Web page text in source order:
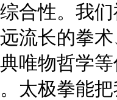
合性。我
流长的拳
唯物哲学
太极拳能